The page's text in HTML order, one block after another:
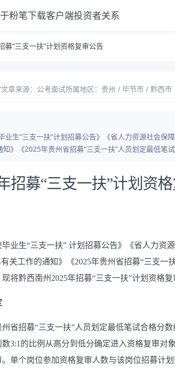
粉笔下载客户端投资者关系
募“三支一扶”计划资格复审公告
文章来源：公考面试所属地区：贵州 / 毕节市 / 黔西市
生“三支一扶”计划招募公告》《省人力资源社会保
》《2025年贵州省招募“三支一扶”人员划定最低笔
招募“三支一扶”计划资
业生“三支一扶” 计划招募公告》《省人力资
关工作的通知》《2025年贵州省招募“三支一
将黔西南州2025年招募“三支一扶”计划资格复
省招募“三支一扶”人员划定最低笔试合格分
3:1的比例从高分到低分确定进入资格复审对
单个岗位参加资格复审人数与该岗位招募计